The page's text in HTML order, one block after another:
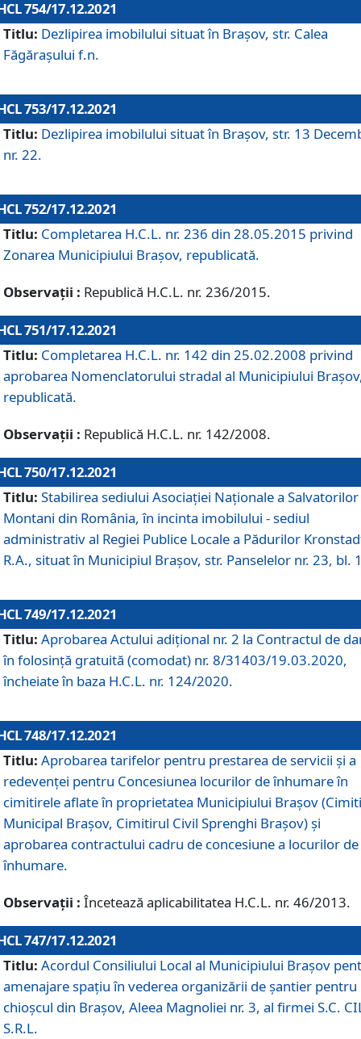
754/17.12.2021
Titlu: Dezlipirea imobilului situat în Brașov, str. Calea
Făgărașului f.n.
753/17.12.2021
Titlu: Dezlipirea imobilului situat în Brașov, str. 13
nr. 22.
752/17.12.2021
Titlu: Completarea H.C.L. nr. 236 din 28.05.2015 privind
Zonarea Municipiului Braşov, republicată.
Observații : Republică H.C.L. nr. 236/2015.
751/17.12.2021
Titlu: Completarea H.C.L. nr. 142 din 25.02.2008 privind
aprobarea Nomenclatorului stradal al Municipiului
republicată.
Observații : Republică H.C.L. nr. 142/2008.
750/17.12.2021
Titlu: Stabilirea sediului Asociației Naționale a Salvatorilor
Montani din România, în incinta imobilului - sediul
administrativ al Regiei Publice Locale a Pădurilor
R.A., situat în Municipiul Braşov, str. Panselelor nr. 23, bl.
749/17.12.2021
Titlu: Aprobarea Actului adițional nr. 2 la Contractul de
în folosință gratuită (comodat) nr. 8/31403/19.03.2020,
încheiate în baza H.C.L. nr. 124/2020.
748/17.12.2021
Titlu: Aprobarea tarifelor pentru prestarea de servicii şi a
redevenţei pentru Concesiunea locurilor de înhumare în
cimitirele aflate în proprietatea Municipiului Braşov
Municipal Braşov, Cimitirul Civil Sprenghi Braşov) şi
aprobarea contractului cadru de concesiune a locurilor de
înhumare.
Observații : Încetează aplicabilitatea H.C.L. nr. 46/2013.
747/17.12.2021
Titlu: Acordul Consiliului Local al Municipiului Braşov
amenajare spațiu în vederea organizării de șantier pentru
chioșcul din Brașov, Aleea Magnoliei nr. 3, al firmei S.C.
S.R.L.